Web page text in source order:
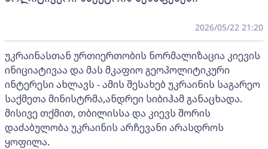
2026/05/22 21:20
უკრაინასთან ურთიერთობის ნორმალიზაცია კიევის
ინიციატივაა და მას მკაფიო გეოპოლიტიკური
ინტერესი ახლავს - ამის შესახებ უკრაინის საგარეო
საქმეთა მინისტრმა,ანდრეი სიბიჰამ განაცხადა.
მისივე თქმით, თბილისსა და კიევს შორის
დაძაბულობა უკრაინის არჩევანი არასდროს
ყოფილა.